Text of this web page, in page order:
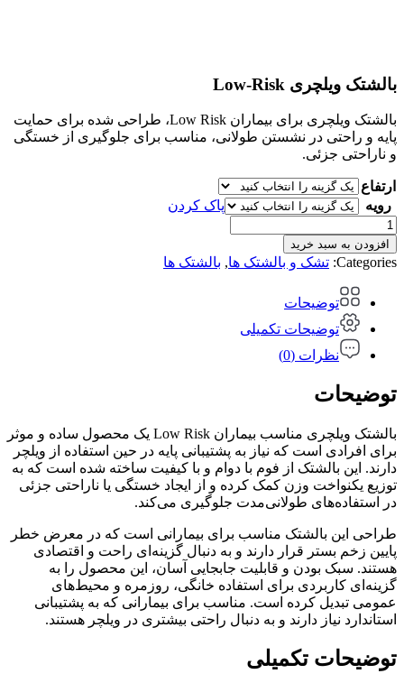
بالشتک ویلچری Low-Risk
بالشتک ویلچری برای بیماران Low Risk، طراحی شده برای حمایت
پایه و راحتی در نشستن طولانی، مناسب برای جلوگیری از خستگی
و ناراحتی جزئی.
ارتفاع
رویه
پاک کردن
بالشتک
ویلچری
Low-
افزودن به سبد خرید
Categories: تشک و بالشتک ها, بالشتک ها
توضیحات
توضیحات تکمیلی
نظرات (0)
توضیحات
بالشتک ویلچری مناسب بیماران Low Risk یک محصول ساده و موثر
برای افرادی است که نیاز به پشتیبانی پایه در حین استفاده از ویلچر
دارند. این بالشتک از فوم با دوام و با کیفیت ساخته شده است که به
توزیع یکنواخت وزن کمک کرده و از ایجاد خستگی یا ناراحتی جزئی
در استفاده‌های طولانی‌مدت جلوگیری می‌کند.
طراحی این بالشتک مناسب برای بیمارانی است که در معرض خطر
پایین زخم بستر قرار دارند و به دنبال گزینه‌ای راحت و اقتصادی
هستند. سبک بودن و قابلیت جابجایی آسان، این محصول را به
گزینه‌ای کاربردی برای استفاده خانگی، روزمره و محیط‌های
عمومی تبدیل کرده است. مناسب برای بیمارانی که به پشتیبانی
استاندارد نیاز دارند و به دنبال راحتی بیشتری در ویلچر هستند.
توضیحات تکمیلی